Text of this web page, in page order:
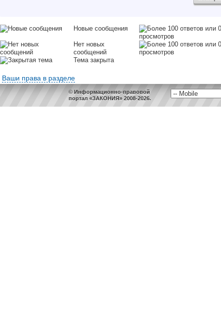
Новые сообщения
Нет новых
сообщений
Тема закрыта
Ваши права в разделе
© Информационно-правовой
портал «ЗАКОНИЯ» 2008-2026.